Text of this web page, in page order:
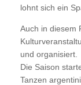
lohnt sich ein
Auch in diesem
und organisiert.
Die Saison
Tanzen